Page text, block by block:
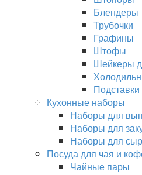
Блендеры
Трубочки
Графины
Штофы
Шейкеры
Кухонные наборы
Наборы для
Наборы для
Наборы для
Посуда для чая и
Чайные пары